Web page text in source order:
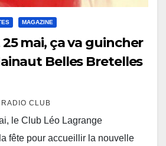
MAGAZINE
25 mai, ça va guincher
Belles Bretelles
RADIO CLUB
le Club Léo Lagrange
fête pour accueillir la nouvelle